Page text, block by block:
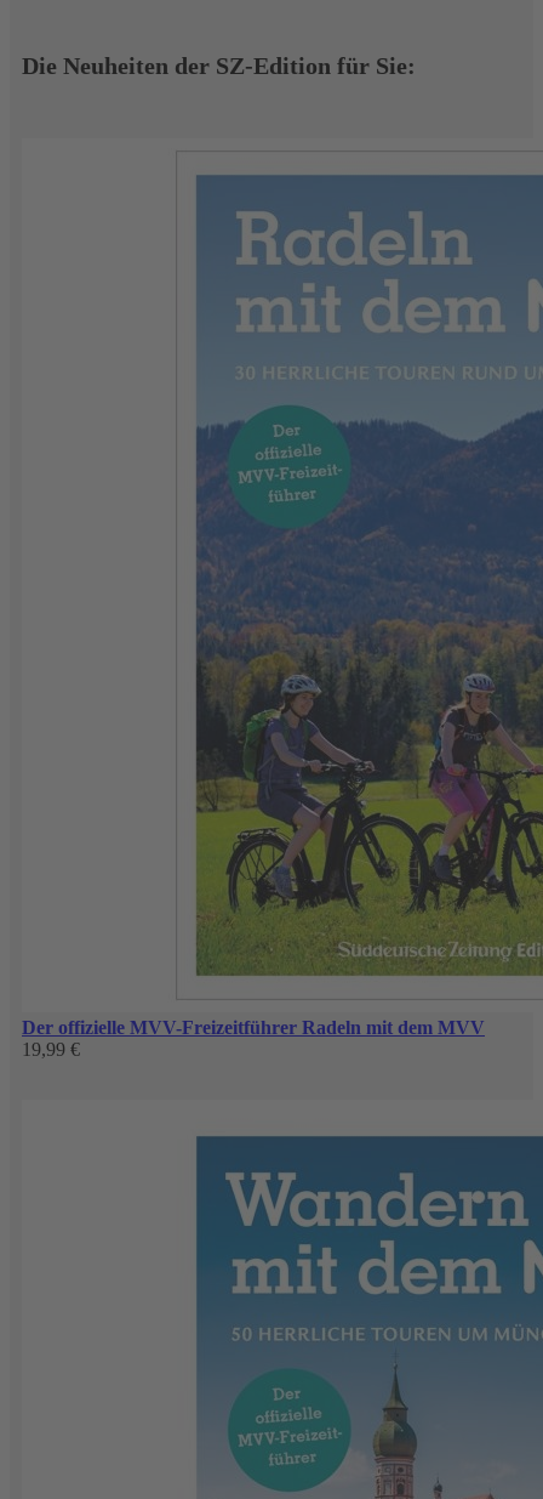
Die Neuheiten der SZ-Edition für Sie:
Der offizielle MVV-Freizeitführer Radeln mit dem MVV
19,99 €